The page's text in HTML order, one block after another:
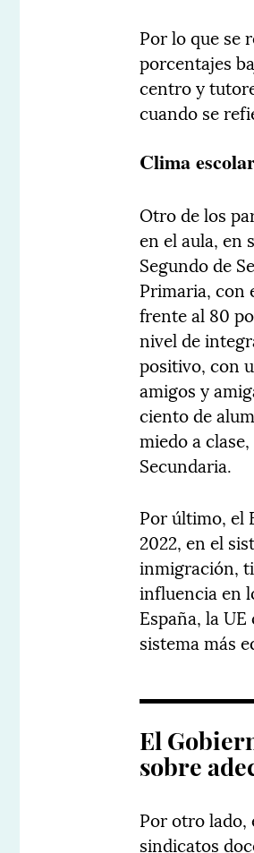
Por lo que se
porcentajes
centro y
cuando se
Clima
Otro de los
en el aula, en
Segundo de
Primaria, con
frente al 80
nivel de
positivo, con
amigos y
ciento de
miedo a
Secundaria.
Por último, el
2022, en el
inmigración,
influencia en
España, la
sistema más
El
sobre
Por otro lado,
sindicatos